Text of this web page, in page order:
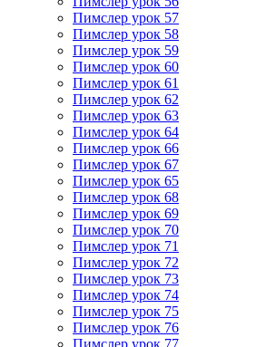
Пимслер урок 57
Пимслер урок 58
Пимслер урок 59
Пимслер урок 60
Пимслер урок 61
Пимслер урок 62
Пимслер урок 63
Пимслер урок 64
Пимслер урок 66
Пимслер урок 67
Пимслер урок 65
Пимслер урок 68
Пимслер урок 69
Пимслер урок 70
Пимслер урок 71
Пимслер урок 72
Пимслер урок 73
Пимслер урок 74
Пимслер урок 75
Пимслер урок 76
Пимслер урок 77